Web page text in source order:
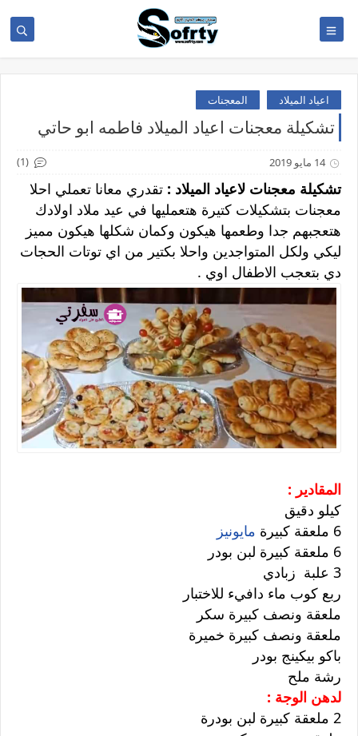
اعياد الميلاد المعجنات
تشكيلة معجنات اعياد الميلاد فاطمه ابو حاتي
14 مايو 2019 (1)
تشكيلة معجنات لاعياد الميلاد : تقدري معانا تعملي احلا
معجنات بتشكيلات كتيرة هتعمليها في عيد ملاد اولادك
هتعجبهم جدا وطعمها هيكون وكمان شكلها هيكون مميز
ليكي ولكل المتواجدين واحلا بكتير من اي توتات الحجات
دي بتعجب الاطفال اوي .
المقادير :
كيلو دقيق
6 ملعقة كبيرة
مايونيز
6 ملعقة كبيرة لبن بودر
3 علبة زبادي
ربع كوب ماء دافيء للاختبار
ملعقة ونصف كبيرة سكر
ملعقة ونصف كبيرة خميرة
باكو بيكينج بودر
رشة ملح
لدهن الوجة :
2 ملعقة كبيرة لبن بودرة